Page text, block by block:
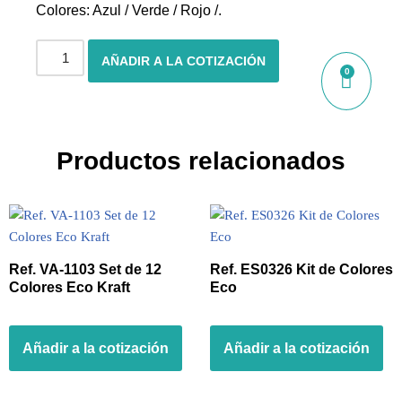
0
Colores: Azul / Verde / Rojo /.
AÑADIR A LA COTIZACIÓN
Productos relacionados
Ref. VA-1103 Set de 12
Colores Eco Kraft
Añadir a la cotización
Ref. ES0326 Kit de Colores
Eco
Añadir a la cotización